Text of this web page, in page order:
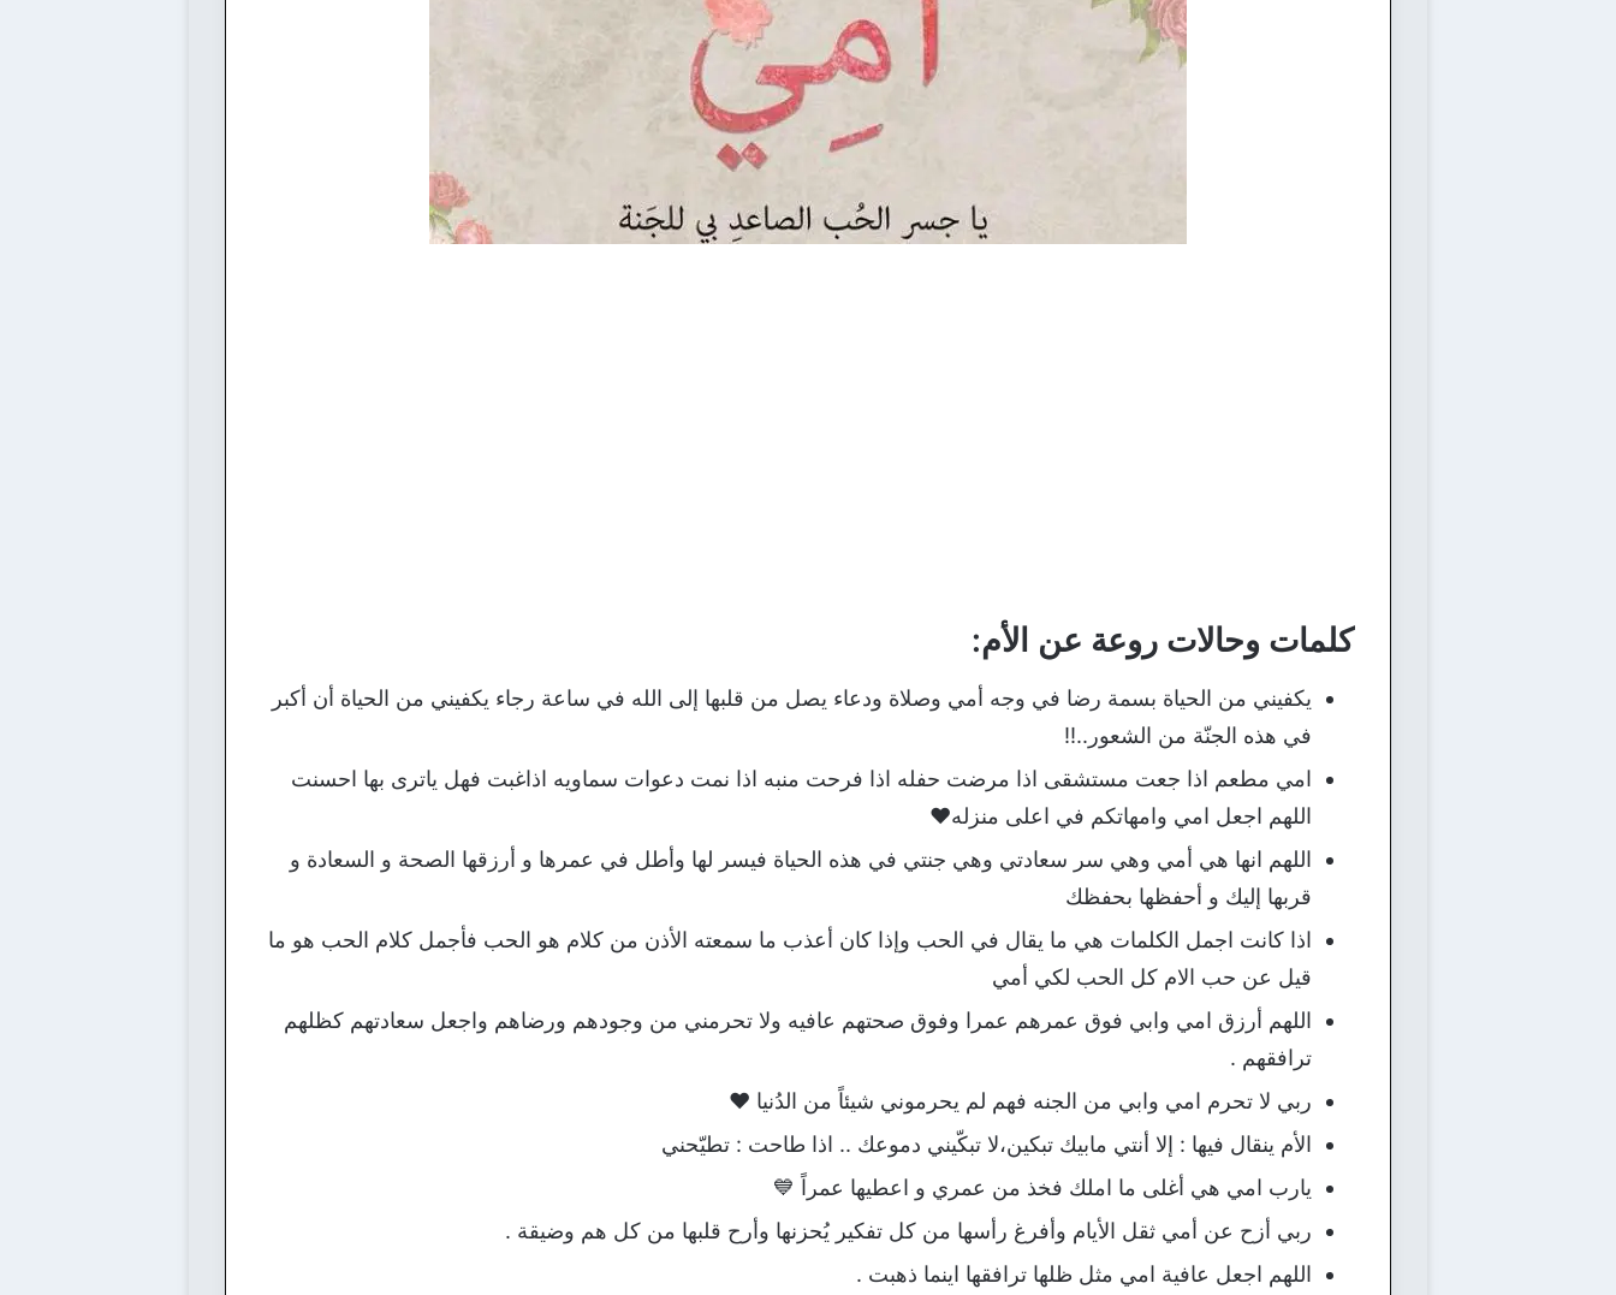
كلمات وحالات روعة عن الأم:
يكفيني من الحياة بسمة رضا في وجه أمي وصلاة ودعاء يصل من قلبها إلى الله في ساعة رجاء يكفيني من الحياة أن أكبر
في هذه الجنّة من الشعور..!!
امي مطعم اذا جعت مستشقى اذا مرضت حفله اذا فرحت منبه اذا نمت دعوات سماويه اذاغبت فهل ياترى بها احسنت
اللهم اجعل امي وامهاتكم في اعلى منزله❤️
اللهم انها هي أمي وهي سر سعادتي وهي جنتي في هذه الحياة فيسر لها وأطل في عمرها و أرزقها الصحة و السعادة و
قربها إليك و أحفظها بحفظك
اذا كانت اجمل الكلمات هي ما يقال في الحب وإذا كان أعذب ما سمعته الأذن من كلام هو الحب فأجمل كلام الحب هو ما
قيل عن حب الام كل الحب لكي أمي
اللهم أرزق امي وابي فوق عمرهم عمرا وفوق صحتهم عافيه ولا تحرمني من وجودهم ورضاهم واجعل سعادتهم كظلهم
ترافقهم .
ربي لا تحرم امي وابي من الجنه فهم لم يحرموني شيئاً من الدُنيا ❤️
الأم ينقال فيها : إلا أنتي مابيك تبكين،لا تبكّيني دموعك .. اذا طاحت : تطيّحني
يارب امي هي أغلى ما املك فخذ من عمري و اعطيها عمراً 💙
ربي أزح عن أمي ثقل الأيام وأفرغ رأسها من كل تفكير يُحزنها وأرح قلبها من كل هم وضيقة .
اللهم اجعل عافية امي مثل ظلها ترافقها اينما ذهبت .